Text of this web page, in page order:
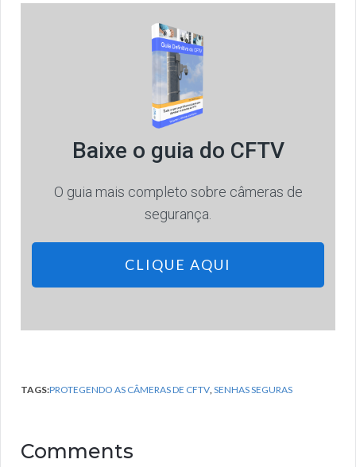
Baixe o guia do CFTV
O guia mais completo sobre câmeras de
segurança.
CLIQUE AQUI
TAGS:PROTEGENDO AS CÂMERAS DE CFTV,SENHAS SEGURAS
Comments